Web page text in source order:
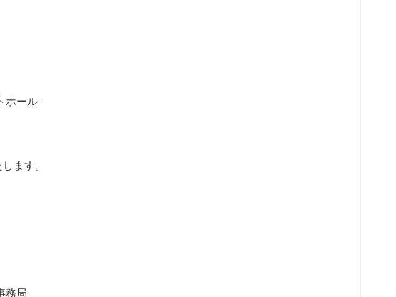
ホール
ます。
務局